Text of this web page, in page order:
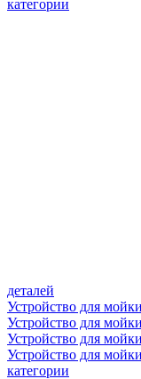
категории
деталей
Устройство для
Устройство для
Устройство для
Устройство для
категории